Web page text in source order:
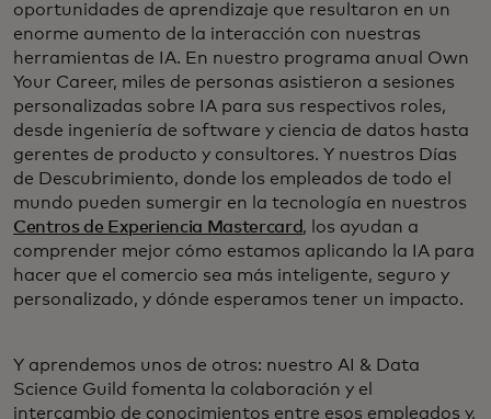
oportunidades de aprendizaje que resultaron en un
enorme aumento de la interacción con nuestras
herramientas de IA. En nuestro programa anual Own
Your Career, miles de personas asistieron a sesiones
personalizadas sobre IA para sus respectivos roles,
desde ingeniería de software y ciencia de datos hasta
gerentes de producto y consultores. Y nuestros Días
de Descubrimiento, donde los empleados de todo el
mundo pueden sumergir en la tecnología en nuestros
Centros de Experiencia Mastercard, los ayudan a
comprender mejor cómo estamos aplicando la IA para
hacer que el comercio sea más inteligente, seguro y
personalizado, y dónde esperamos tener un impacto.
Y aprendemos unos de otros: nuestro AI & Data
Science Guild fomenta la colaboración y el
intercambio de conocimientos entre esos empleados y,